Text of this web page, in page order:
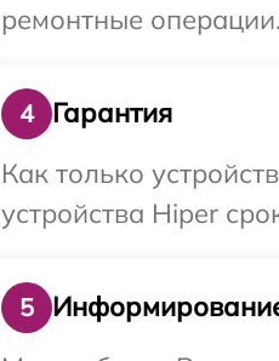
ремонтные операции.
4
Гарантия
Как только
устройства Hiper
5